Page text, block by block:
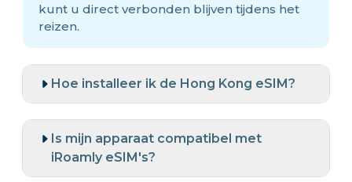
kunt u direct verbonden blijven tijdens het
reizen.
Hoe installeer ik de Hong Kong eSIM?
Is mijn apparaat compatibel met
iRoamly eSIM's?